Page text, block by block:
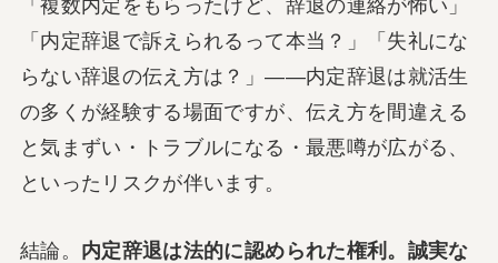
「複数内定をもらったけど、辞退の連絡が怖い」
「内定辞退で訴えられるって本当？」「失礼にな
らない辞退の伝え方は？」――内定辞退は就活生
の多くが経験する場面ですが、伝え方を間違える
と気まずい・トラブルになる・最悪噂が広がる、
といったリスクが伴います。
結論。 内定辞退は法的に認められた権利。誠実な